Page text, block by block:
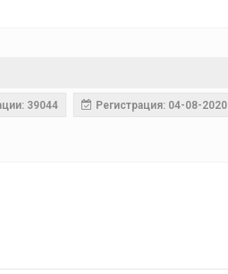
39044 Регистрация: 04-08-2020